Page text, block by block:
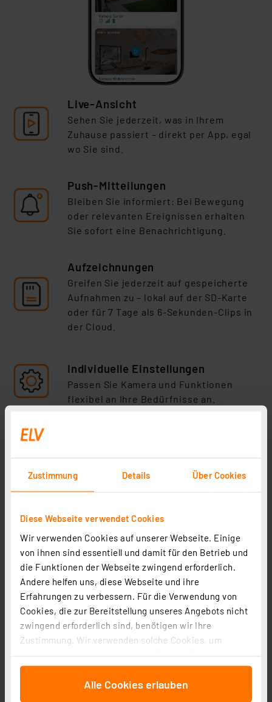
Zustimmung Details Über Cookies
Diese Webseite verwendet Cookies
Wir verwenden Cookies auf unserer Webseite. Einige
von ihnen sind essentiell und damit für den Betrieb und
die Funktionen der Webseite zwingend erforderlich.
Andere helfen uns, diese Webseite und ihre
Erfahrungen zu verbessern. Für die Verwendung von
Cookies, die zur Bereitstellung unseres Angebots nicht
zwingend erforderlich sind, benötigen wir Ihre
Zustimmung. Wir verwenden solche Cookies, um
für soziale Medien anbieten zu können und die Zugriffe
auf unsere Website zu analysieren. Außerdem geben
wir Informationen zu Ihrer Verwendung unserer Website
Alle Cookies erlauben
Live-Ansicht
Sehen Sie jederzeit, was in Ihrem
Zuhause passiert – direkt per App, egal
wo Sie sind.
Push-Mitteilungen
Bleiben Sie informiert: Bei Bewegung
oder relevanten Ereignissen erhalten
Sie sofort eine Benachrichtigung.
Aufzeichnungen
Greifen Sie jederzeit auf gespeicherte
Aufnahmen zu – lokal auf der SD-Karte
oder für 7 Tage als 6-Sekunden-Clips in
der Cloud.
Individuelle Einstellungen
Passen Sie Kamera und Funktionen
flexibel an Ihre Bedürfnisse an.
für Ihre Kameras
kontinuierlich weiter, um noch mehr Komfort,
regelmäßige, App-Updates werden Schritt für Schritt
neue Funktionen für Ihre Sicherheitskameras und die
Video-Türklingel freigeschaltet – ohne zusätzliche
Kosten.
Neue Features ab Q4/2026